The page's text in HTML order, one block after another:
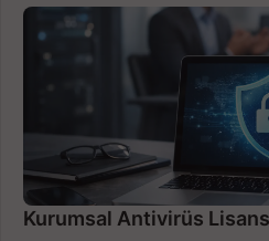
Kurumsal Antivirüs